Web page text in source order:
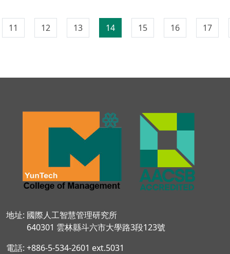
11 12 13 14 15 16 17
地址: 國際人工智慧管理研究所
640301 雲林縣斗六市大學路3段123號
電話: +886-5-534-2601 ext.5031